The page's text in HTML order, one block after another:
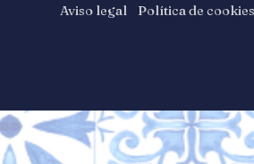
Aviso legal Política de cookies